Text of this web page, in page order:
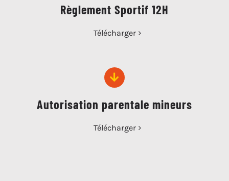
Règlement Sportif 12H
Télécharger
Autorisation parentale mineurs
Télécharger